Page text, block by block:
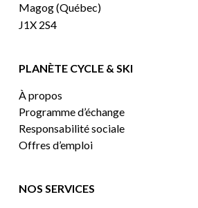
Magog (Québec)
J1X 2S4
PLANÈTE CYCLE & SKI
À propos
Programme d’échange
Responsabilité sociale
Offres d’emploi
NOS SERVICES